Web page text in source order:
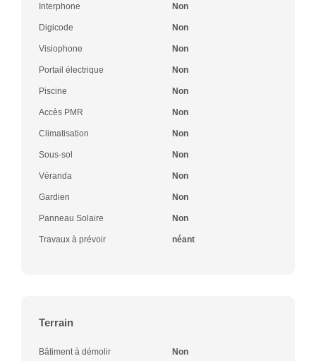
Interphone Non
Digicode Non
Visiophone Non
Portail électrique Non
Piscine Non
Accès PMR Non
Climatisation Non
Sous-sol Non
Véranda Non
Gardien Non
Panneau Solaire Non
Travaux à prévoir néant
Terrain
Bâtiment à démolir Non